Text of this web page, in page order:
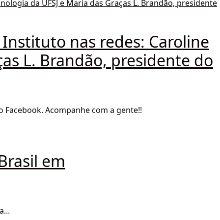
nas redes: Caroline
L. Brandão, presidente do
Acompanhe com a gente!!
em